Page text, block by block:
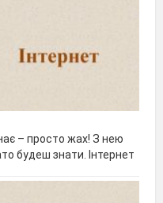
– просто жах! З нею
будеш знати. Інтернет